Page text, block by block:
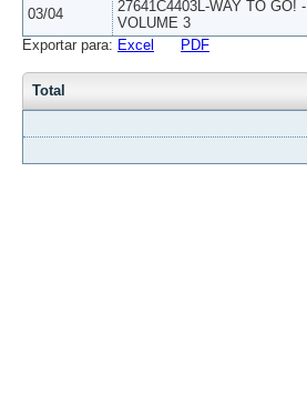
03/04
27641C4403L-WAY TO GO! -
VOLUME 3
Exportar para: Excel PDF
Total